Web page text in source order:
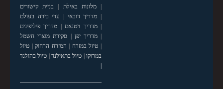
|מלונות באילת | בניית קישורים
| מדריך דובאי | ערי בירה בעולם
|מדריך ויטנאם | מדריך פיליפינים
|מדריך יפן | סקירת מוצרי חשמל
| טיול במזרח | המזרח הרחוק| טיול
במרוקו| טיול בתאילנד| טיול בהולנד
|